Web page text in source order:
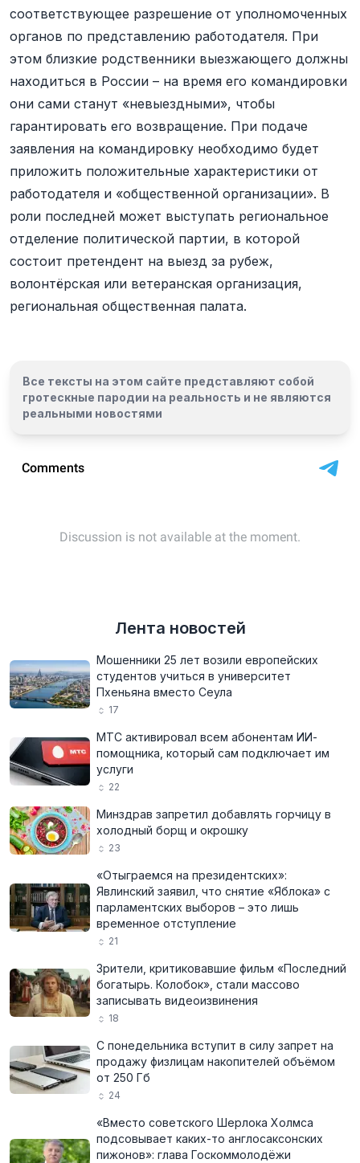
соответствующее разрешение от уполномоченных
органов по представлению работодателя. При
этом близкие родственники выезжающего должны
находиться в России – на время его командировки
они сами станут «невыездными», чтобы
гарантировать его возвращение. При подаче
заявления на командировку необходимо будет
приложить положительные характеристики от
работодателя и «общественной организации». В
роли последней может выступать региональное
отделение политической партии, в которой
состоит претендент на выезд за рубеж,
волонтёрская или ветеранская организация,
региональная общественная палата.
Все тексты на этом сайте представляют собой
гротескные пародии на реальность и не являются
реальными новостями
Лента новостей
Мошенники 25 лет возили европейских
студентов учиться в университет
Пхеньяна вместо Сеула
17
МТС активировал всем абонентам ИИ-
помощника, который сам подключает им
услуги
22
Минздрав запретил добавлять горчицу в
холодный борщ и окрошку
23
«Отыграемся на президентских»:
Явлинский заявил, что снятие «Яблока» с
парламентских выборов – это лишь
временное отступление
21
Зрители, критиковавшие фильм «Последний
богатырь. Колобок», стали массово
записывать видеоизвинения
18
С понедельника вступит в силу запрет на
продажу физлицам накопителей объёмом
от 250 Гб
24
«Вместо советского Шерлока Холмса
подсовывает каких-то англосаксонских
пижонов»: глава Госкоммолодёжи